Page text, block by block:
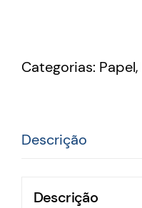
Categorias: Papel,
Descrição
Descrição